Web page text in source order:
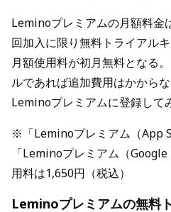
Leminoプレミアムの月額料金
回加入に限り無料トライアル
月額使用料が初月無料となる
ルであれば追加費用はかから
Leminoプレミアムに登録して
※「Leminoプレミアム（App
「Leminoプレミアム（
用料は1,650円（税込）
Leminoプレミアムの無料